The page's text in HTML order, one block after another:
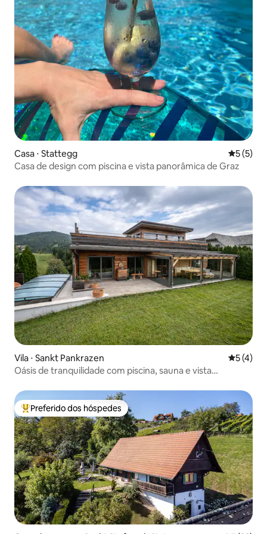
Casa ⋅ Stattegg 5 de
5 (5)
Casa de design com piscina e vista panorâmica de Graz
Vila ⋅ Sankt Pankrazen 5 de
5 (4)
Oásis de tranquilidade com piscina, sauna e vista
Entre os melhores preferidos dos hóspedes
Preferido dos hóspedes